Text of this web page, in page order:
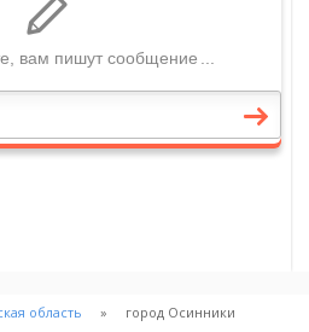
область город Осинники